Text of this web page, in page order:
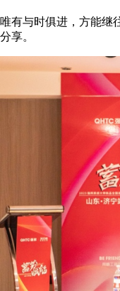
唯有与时俱进，方能继
分享。